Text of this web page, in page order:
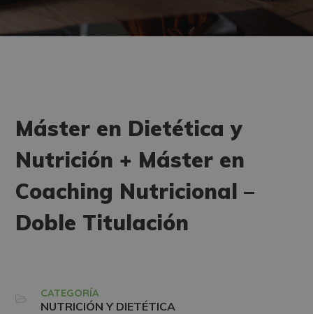
Máster en Dietética y
Nutrición + Máster en
Coaching Nutricional –
Doble Titulación
CATEGORÍA
NUTRICIÓN Y DIETÉTICA